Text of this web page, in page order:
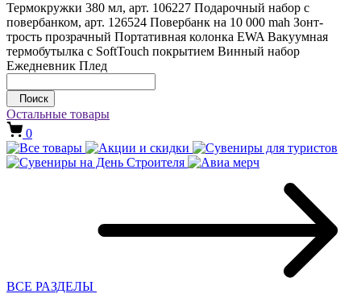
Термокружки 380 мл, арт. 106227 Подарочный набор с
повербанком, арт. 126524 Повербанк на 10 000 mah Зонт-
трость прозрачный Портативная колонка EWA Вакуумная
термобутылка с SoftTouch покрытием Винный набор
Ежедневник Плед
Поиск
Остальные товары
0
ВСЕ РАЗДЕЛЫ